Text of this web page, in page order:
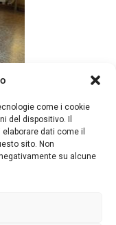
come i cookie
del dispositivo. Il
dati come il
sito. Non
su alcune
Tel. +39